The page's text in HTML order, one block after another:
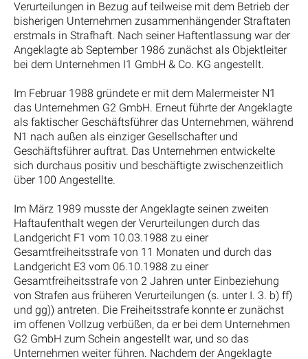
Verurteilungen in Bezug auf teilweise mit dem Betrieb der
bisherigen Unternehmen zusammenhängender Straftaten
erstmals in Strafhaft. Nach seiner Haftentlassung war der
Angeklagte ab September 1986 zunächst als Objektleiter
bei dem Unternehmen I1 GmbH & Co. KG angestellt.
Im Februar 1988 gründete er mit dem Malermeister N1
das Unternehmen G2 GmbH. Erneut führte der Angeklagte
als faktischer Geschäftsführer das Unternehmen, während
N1 nach außen als einziger Gesellschafter und
Geschäftsführer auftrat. Das Unternehmen entwickelte
sich durchaus positiv und beschäftigte zwischenzeitlich
über 100 Angestellte.
Im März 1989 musste der Angeklagte seinen zweiten
Haftaufenthalt wegen der Verurteilungen durch das
Landgericht F1 vom 10.03.1988 zu einer
Gesamtfreiheitsstrafe von 11 Monaten und durch das
Landgericht E3 vom 06.10.1988 zu einer
Gesamtfreiheitsstrafe von 2 Jahren unter Einbeziehung
von Strafen aus früheren Verurteilungen (s. unter I. 3. b) ff)
und gg)) antreten. Die Freiheitsstrafe konnte er zunächst
im offenen Vollzug verbüßen, da er bei dem Unternehmen
G2 GmbH zum Schein angestellt war, und so das
Unternehmen weiter führen. Nachdem der Angeklagte